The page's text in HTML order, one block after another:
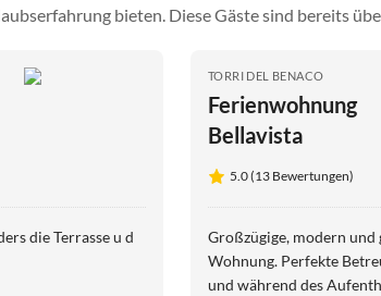
bieten. Diese Gäste sind bereits
die Terrasse u d
TORRI DEL BENACO
Ferienwohnung
Bellavista
5.0 (13 Bewertungen)
Großzügige, modern
Wohnung. Perfekte
und während des Aufenthaltes.